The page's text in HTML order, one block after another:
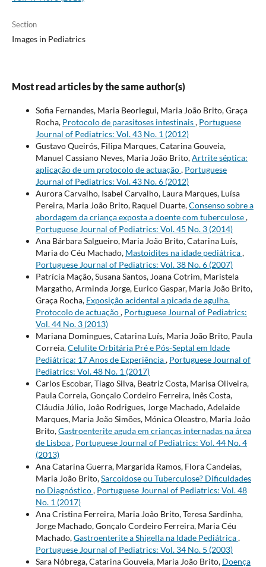
Section
Images in Pediatrics
Most read articles by the same author(s)
Sofia Fernandes, Maria Beorlegui, Maria João Brito, Graça
Rocha, Protocolo de parasitoses intestinais, Portuguese
Journal of Pediatrics: Vol. 43 No. 1 (2012)
Gustavo Queirós, Filipa Marques, Catarina Gouveia,
Manuel Cassiano Neves, Maria João Brito,Artrite séptica:
aplicação de um protocolo de actuação, Portuguese
Journal of Pediatrics: Vol. 43 No. 6 (2012)
Aurora Carvalho, Isabel Carvalho, Laura Marques, Luísa
Pereira, Maria João Brito, Raquel Duarte,Consenso sobre a
abordagem da criança exposta a doente com tuberculose,
Portuguese Journal of Pediatrics: Vol. 45 No. 3 (2014)
Ana Bárbara Salgueiro, Maria João Brito, Catarina Luís,
Maria do Céu Machado, Mastoidites na idade pediátrica,
Portuguese Journal of Pediatrics: Vol. 38 No. 6 (2007)
Patrícia Mação, Susana Santos, Joana Cotrim, Maristela
Margatho, Arminda Jorge, Eurico Gaspar, Maria João Brito,
Graça Rocha, Exposição acidental a picada de agulha.
Protocolo de actuação, Portuguese Journal of Pediatrics:
Vol. 44 No. 3 (2013)
Mariana Domingues, Catarina Luís, Maria João Brito, Paula
Correia,Celulite Orbitária Pré e Pós-Septal em Idade
Pediátrica: 17 Anos de Experiência, Portuguese Journal of
Pediatrics: Vol. 48 No. 1 (2017)
Carlos Escobar, Tiago Silva, Beatriz Costa, Marisa Oliveira,
Paula Correia, Gonçalo Cordeiro Ferreira, Inês Costa,
Cláudia Júlio, João Rodrigues, Jorge Machado, Adelaide
Marques, Maria João Simões, Mónica Oleastro, Maria João
Brito,Gastroenterite aguda em crianças internadas na área
de Lisboa, Portuguese Journal of Pediatrics: Vol. 44 No. 4
(2013)
Ana Catarina Guerra, Margarida Ramos, Flora Candeias,
Maria João Brito,Sarcoidose ou Tuberculose? Dificuldades
no Diagnóstico, Portuguese Journal of Pediatrics: Vol. 48
No. 1 (2017)
Ana Cristina Ferreira, Maria João Brito, Teresa Sardinha,
Jorge Machado, Gonçalo Cordeiro Ferreira, Maria Céu
Machado,Gastroenterite a Shigella na Idade Pediátrica,
Portuguese Journal of Pediatrics: Vol. 34 No. 5 (2003)
Sara Nóbrega, Catarina Gouveia, Maria João Brito, Doença